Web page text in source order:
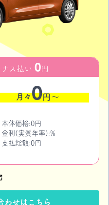
ス払い 0円
月々0円〜
本体価格:0円
金利(実質年率):%
支払総額:0円
わせはこちら